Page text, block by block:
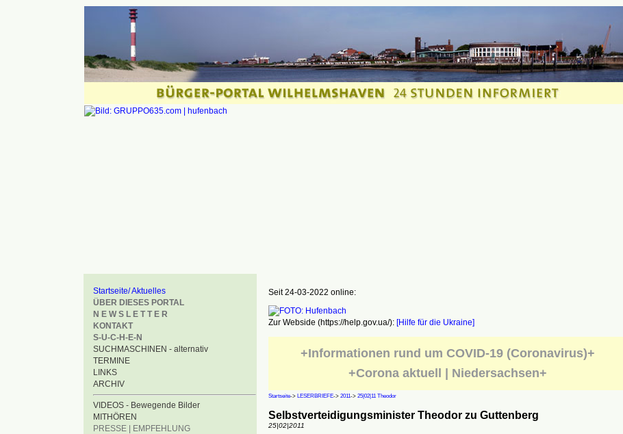
Startseite/ Aktuelles
ÜBER DIESES PORTAL
N E W S L E T T E R
KONTAKT
S-U-C-H-E-N
SUCHMASCHINEN - alternativ
TERMINE
LINKS
ARCHIV
VIDEOS - Bewegende Bilder
MITHÖREN
PRESSE | EMPFEHLUNG
Seit 24-03-2022 online:
Zur Webside (https://help.gov.ua/): [Hilfe für die Ukraine]
+Informationen rund um COVID-19 (Coronavirus)+
+Corona aktuell | Niedersachsen+
Startseite-> LESERBRIEFE-> 2011-> 25|02|11 Theodor
Selbstverteidigungsminister Theodor zu Guttenberg
25|02|2011